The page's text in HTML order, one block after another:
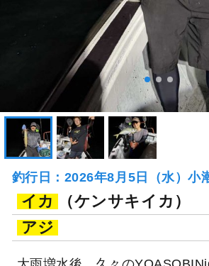
釣行日：2026年8月5日（水）小
イカ
（ケンサキイカ）
アジ